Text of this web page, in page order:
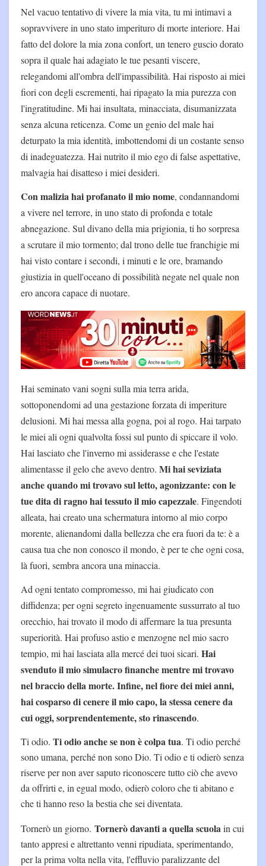
Nel vacuo tentativo di vivere la mia vita, tu mi intimavi a
sopravvivere in uno stato imperituro di morte interiore. Hai
fatto del dolore la mia zona confort, un tenero guscio dorato
sopra il quale hai adagiato le tue pesanti viscere,
relegandomi all'ombra dell'impassibilità. Hai risposto ai miei
fiori con degli escrementi, hai ripagato la mia purezza con
l'ingratitudine. Mi hai insultata, minacciata, disumanizzata
senza alcuna reticenza. Come un genio del male hai
deturpato la mia identità, imbottendomi di un costante senso
di inadeguatezza. Hai nutrito il mio ego di false aspettative,
malvagia hai disatteso i miei desideri.
Con malizia hai profanato il mio nome, condannandomi
a vivere nel terrore, in uno stato di profonda e totale
abnegazione. Sul divano della mia prigionia, ti ho sorpresa
a scrutare il mio tormento; dal trono delle tue franchigie mi
hai visto contare i secondi, i minuti e le ore, bramando
giustizia in quell'oceano di possibilità negate nel quale non
ero ancora capace di nuotare.
Hai seminato vani sogni sulla mia terra arida,
sottoponendomi ad una gestazione forzata di imperiture
delusioni. Mi hai messa alla gogna, poi al rogo. Hai tarpato
le miei ali ogni qualvolta fossi sul punto di spiccare il volo.
Hai lasciato che l'inverno mi assiderasse e che l'estate
alimentasse il gelo che avevo dentro. Mi hai seviziata
anche quando mi trovavo sul letto, agonizzante: con le
tue dita di ragno hai tessuto il mio capezzale. Fingendoti
alleata, hai creato una schermatura intorno al mio corpo
morente, alienandomi dalla bellezza che era fuori da te: è a
causa tua che non conosco il mondo, è per te che ogni cosa,
là fuori, sembra ancora una minaccia.
Ad ogni tentato compromesso, mi hai giudicato con
diffidenza; per ogni segreto ingenuamente sussurrato al tuo
orecchio, hai trovato il modo di affermare la tua presunta
superiorità. Hai profuso astio e menzogne nel mio sacro
tempio, mi hai lasciata alla mercé dei tuoi sicari. Hai
svenduto il mio simulacro finanche mentre mi trovavo
nel braccio della morte. Infine, nel fiore dei miei anni,
hai cosparso di cenere il mio capo, la stessa cenere da
cui oggi, sorprendentemente, sto rinascendo.
Ti odio. Ti odio anche se non è colpa tua. Ti odio perché
sono umana, perché non sono Dio. Ti odio e ti odierò senza
riserve per non aver saputo riconoscere tutto ciò che avevo
da offrirti e, in egual modo, odierò coloro che ti abitano e
che ti hanno reso la bestia che sei diventata.
Tornerò un giorno. Tornerò davanti a quella scuolain cui
tanto appresi e altrettanto venni ripudiata, sperimentando,
per la prima volta nella vita, l'effluvio paralizzante del